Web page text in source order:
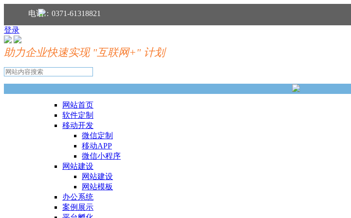
分享到：电话：0371-61318821
登录
助力企业快速实现 "互联网+" 计划
网站首页
软件定制
移动开发
微信定制
移动APP
微信小程序
网站建设
网站建设
网站模板
办公系统
案例展示